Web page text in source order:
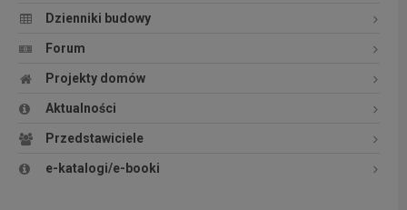
Dzienniki budowy
Forum
Projekty domów
Aktualności
Przedstawiciele
e-katalogi/e-booki